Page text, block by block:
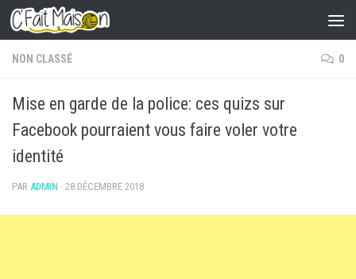
Skip to content
NON CLASSÉ 0
Mise en garde de la police: ces quizs sur
Facebook pourraient vous faire voler votre
identité
PAR ADMIN · 28 DÉCEMBRE 2018